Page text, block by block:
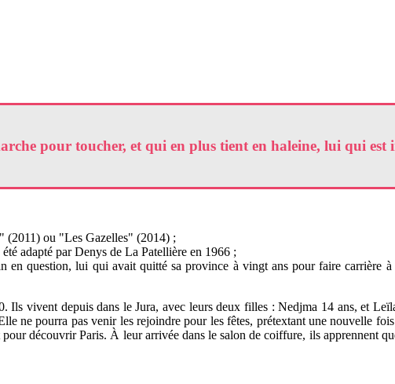
pour toucher, et qui en plus tient en haleine, lui qui est
(2011) ou "Les Gazelles" (2014) ;
adapté par Denys de La Patellière en 1966 ;
question, lui qui avait quitté sa province à vingt ans pour faire carrière
vivent depuis dans le Jura, avec leurs deux filles : Nedjma 14 ans, et
ne pourra pas venir les rejoindre pour les fêtes, prétextant une nouvelle
découvrir Paris. À leur arrivée dans le salon de coiffure, ils apprennent